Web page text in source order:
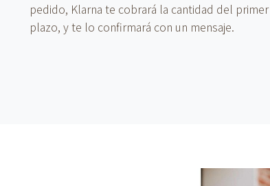
pedido, Klarna te cobrará la cantidad del primer
plazo, y te lo confirmará con un mensaje.